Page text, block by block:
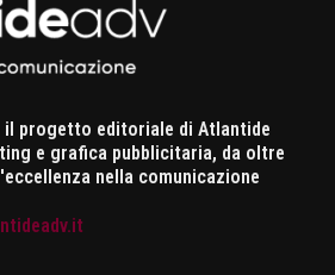
il progetto editoriale di Atlantide
e grafica pubblicitaria, da oltre
nella comunicazione